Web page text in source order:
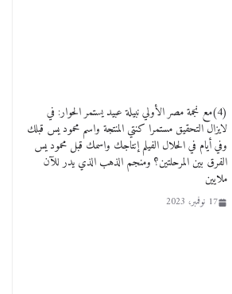
(4)مع نجمة مصر الأولي نبيلة عبيد يستمر الحوار: في
لايزال التحقيق مستمرا كنتي المنتجة واسم محمود يس قبلك
وفي أيام في الحلال الفيلم إنتاجك واسمك قبل محمود يس
الفرق بين المرحلتين؟ ومنجم الذهب الذي يدر للآن
ملايين
17 نوفمبر، 2023